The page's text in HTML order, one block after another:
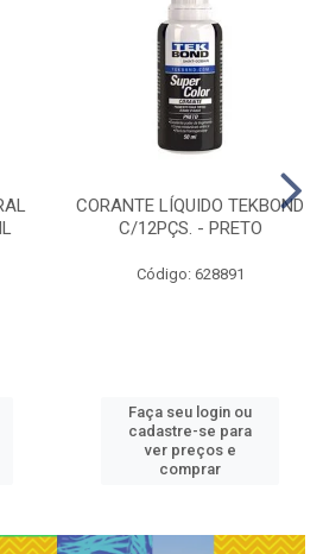
CORANTE LÍQUIDO TEKBOND
C/12PÇS. - PRETO
Código: 628891
Faça seu login ou
cadastre-se para
ver preços e
comprar